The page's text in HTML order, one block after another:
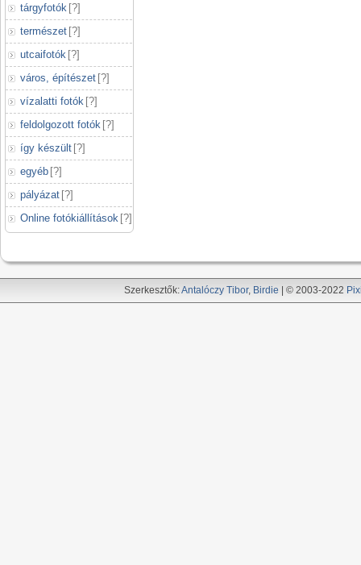
tárgyfotók [?]
természet [?]
utcaifotók [?]
város, építészet [?]
vízalatti fotók [?]
feldolgozott fotók [?]
így készült [?]
egyéb [?]
pályázat [?]
Online fotókiállítások [?]
Szerkesztők:Antalóczy Tibor, Birdie | © 2003-2022